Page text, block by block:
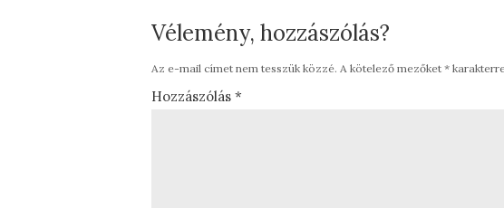
Vélemény, hozzászólás?
Az e-mail címet nem tesszük közzé. A kötelező mezőket *
Hozzászólás *